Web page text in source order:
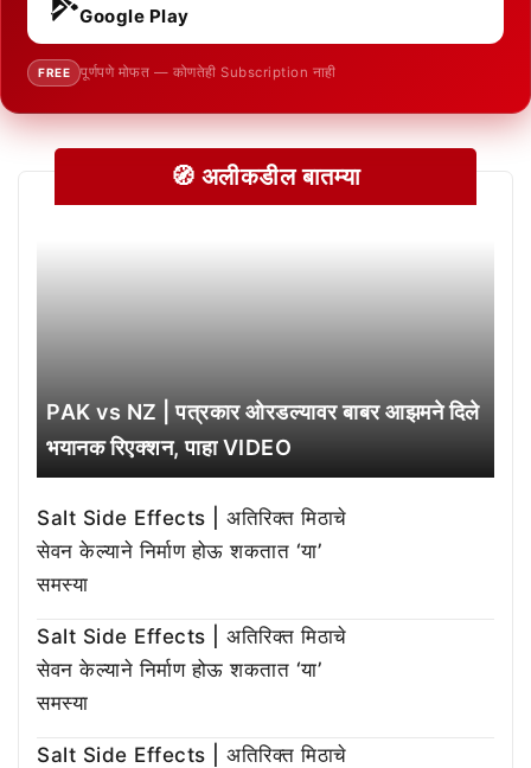
Google Play
FREE पूर्णपणे मोफत — कोणतेही Subscription नाही
🧭 अलीकडील बातम्या
PAK vs NZ | पत्रकार ओरडल्यावर बाबर आझमने दिले
भयानक रिएक्शन, पाहा VIDEO
Salt Side Effects | अतिरिक्त मिठाचे
सेवन केल्याने निर्माण होऊ शकतात ‘या’
समस्या
Salt Side Effects | अतिरिक्त मिठाचे
सेवन केल्याने निर्माण होऊ शकतात ‘या’
समस्या
Salt Side Effects | अतिरिक्त मिठाचे